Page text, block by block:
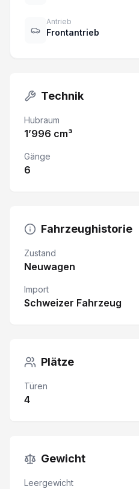
Antrieb
Frontantrieb
Technik
Hubraum
1’996 cm³
Gänge
6
Fahrzeughistorie
Zustand
Neuwagen
Import
Schweizer Fahrzeug
Plätze
Türen
4
Gewicht
Leergewicht